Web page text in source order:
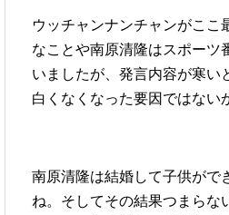
ウッチャンナンチャンがここ
なことや南原清隆はスポーツ
いましたが、発言内容が寒い
白くなくなった要因ではない
南原清隆は結婚して子供がで
ね。そしてその結果つまらな